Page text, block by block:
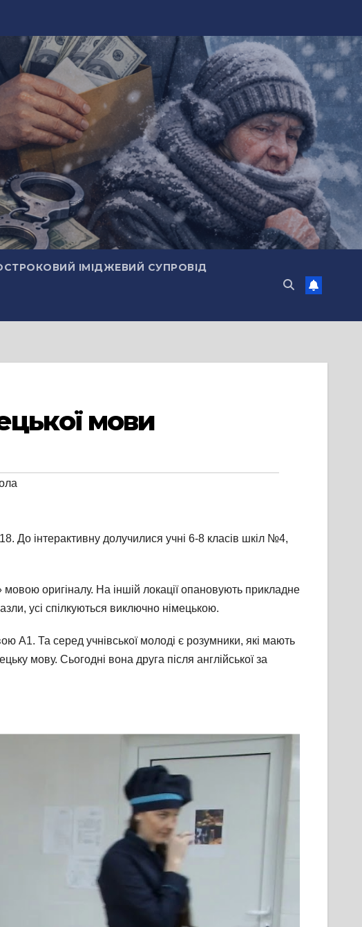
ІМІДЖЕВИЙ СУПРОВІД
мови
До інтерактивну долучилися учні 6-8 класів шкіл №4,
оригіналу. На іншій локації опановують прикладне
усі спілкуються виключно німецькою.
А1. Та серед учнівської молоді є розумники, які мають
мову. Сьогодні вона друга після англійської за